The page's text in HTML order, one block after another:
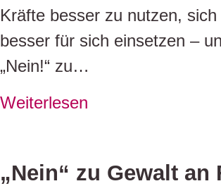
Kräfte besser zu nutzen,
besser für sich einsetzen –
„Nein!“ zu…
Weiterlesen
„Nein“ zu Gewalt